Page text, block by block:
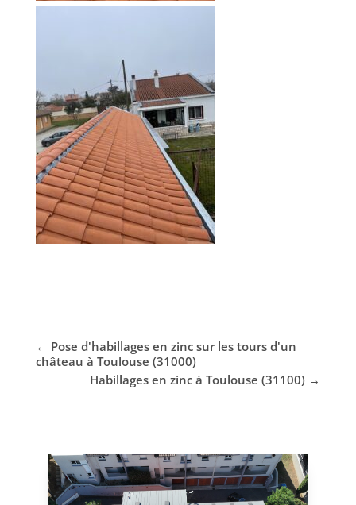
← Pose d'habillages en zinc sur les tours d'un
château à Toulouse (31000)
Habillages en zinc à Toulouse (31100) →